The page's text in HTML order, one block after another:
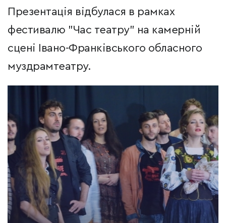
Презентація відбулася в рамках
фестивалю "Час театру" на камерній
сцені Івано-Франківського обласного
муздрамтеатру.